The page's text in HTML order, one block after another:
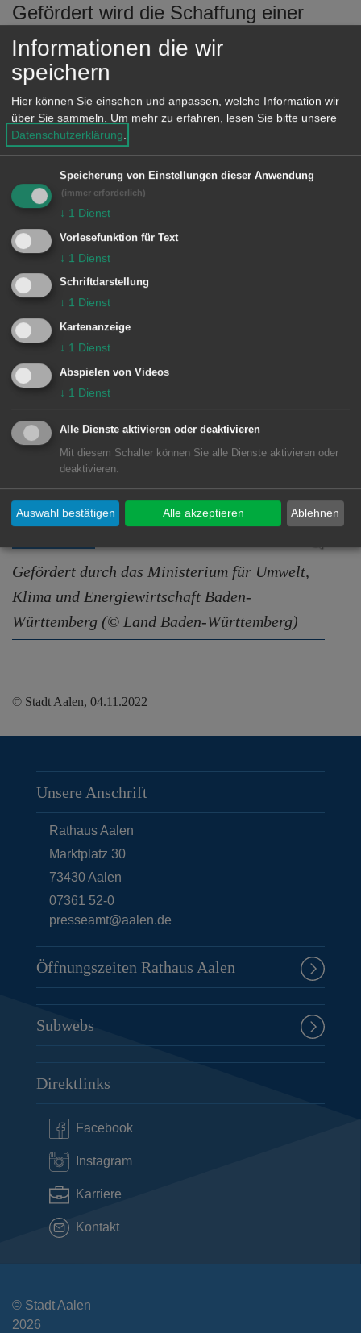
Gefördert wird die Schaffung einer
zusätzlichen Stelle für „Beauftragte für
eine klimaneutrale
Kommunalverwaltung“ über einen
Zeitraum von bis zu fünf Jahren,
begleitende externe Beratungen sowie
Sachkosten.
Die Stellenförderung erfolgt dabei im
Umfang von 65% der
Personalausgaben einer Vollzeitstelle.
Zusätzlich werden begleitende externe
Beratungen im Umfang von 75%, sowie
anfallende Sachkosten ebenfalls zu
75% gefördert.
Bewilligt wurde eine Fördersumme für
drei Jahre in Höhe von 200 Tsd. Euro
Gefördert durch das Ministerium für Umwelt,
Klima und Energiewirtschaft Baden-
Württemberg (© Land Baden-Württemberg)
© Stadt Aalen, 04.11.2022
Unsere Anschrift
Rathaus Aalen
Marktplatz 30
73430Aalen
07361 52-0
presseamt@aalen.de
Öffnungszeiten Rathaus Aalen
Subwebs
Direktlinks
Facebook
Instagram
Karriere
Kontakt
© Stadt Aalen
2026
Informationen die wir
speichern
Hier können Sie einsehen und anpassen, welche Information wir
über Sie sammeln.
Um mehr zu erfahren, lesen Sie bitte unsere
Datenschutzerklärung
Speicherung von Einstellungen dieser Anwendung
(immer erforderlich)
↓ 1 Dienst
Vorlesefunktion für Text
↓ 1 Dienst
Schriftdarstellung
↓ 1 Dienst
Kartenanzeige
↓ 1 Dienst
Abspielen von Videos
↓ 1 Dienst
Alle Dienste aktivieren oder deaktivieren
Mit diesem Schalter können Sie alle Dienste aktivieren oder
deaktivieren.
Ablehnen
Auswahl bestätigen Alle akzeptieren